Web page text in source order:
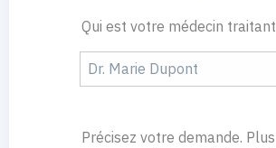
Qui est votre médecin
Précisez votre demande.